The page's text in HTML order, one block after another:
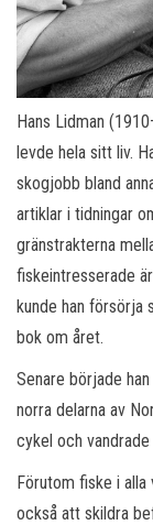
Hans Lidman
levde hela sitt liv.
skogjobb bland
artiklar i tidningar
gränstrakterna
fiskeintresserade
kunde han försörja
bok om året.
Senare började
norra delarna av
cykel och
Förutom fiske i alla
också att skildra